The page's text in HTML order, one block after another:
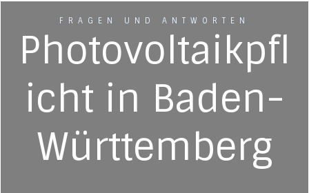
FRAGEN UND ANTWORTEN
Photovoltaikpfl
icht in Baden-
Württemberg